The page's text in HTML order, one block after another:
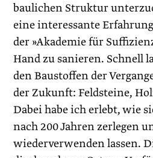
baulichen Struktur
eine interessante
der »Akademie für
Hand zu sanieren. Schnell
den Baustoffen der
der Zukunft: Feldsteine,
Dabei habe ich erlebt, wie
nach 200 Jahren zerlegen
wiederverwenden lassen.